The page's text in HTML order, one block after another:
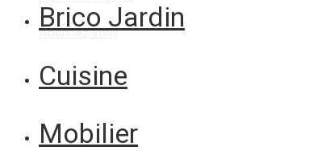
Abonnez-vous
Brico Jardin
Cuisine
Mobilier